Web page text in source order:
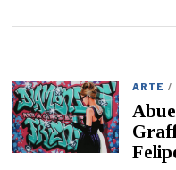
ARTE /